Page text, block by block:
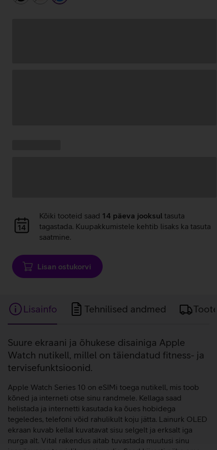
Andmete
laadimine
Kõiki tooteid saad 14 päeva jooksul tasuta
tagastada. Kuupakkumistele kehtib lisaks ka tasuta
saatmine.
Lisan ostukorvi
Lisainfo Tehnilised andmed
Lisainfo
Suure ekraani ja õhukese disainiga Apple
Watch nutikell, millel on täiendatud fitness- ja
tervisefunktsioonid.
Apple Watch Series 10 on eSIMi toega nutikell, mis toob
kõned ja interneti otse sinu randmele. Kellaga saad
helistada ja internetti kasutada ka õues hobidega
tegeledes, telefoni võid rahulikult koju jätta. Lainurk OLED
ekraan kuvab kellal kuvatavat sisu selgelt ja erksalt iga
nurga alt. Vital rakendus aitab tuvastada muutusi sinu